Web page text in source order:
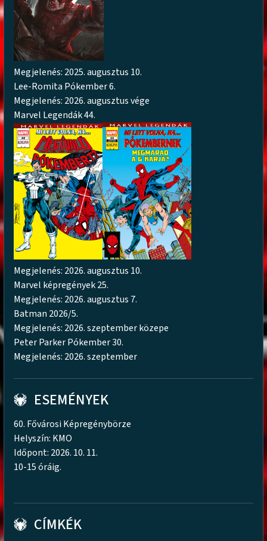
Megjelenés: 2025. augusztus 10.
Lee-Romita Pókember 6.
Megjelenés: 2026. augusztus vége
Marvel Legendák 44.
Megjelenés: 2026. augusztus 10.
Marvel képregények 25.
Megjelenés: 2026. augusztus 7.
Batman 2026/5.
Megjelenés: 2026. szeptember közepe
Peter Parker Pókember 30.
Megjelenés: 2026. szeptember
ESEMÉNYEK
60. Fővárosi Képregénybörze
Helyszín: KMO
Időpont: 2026. 10. 11.
10-15 óráig.
CÍMKÉK